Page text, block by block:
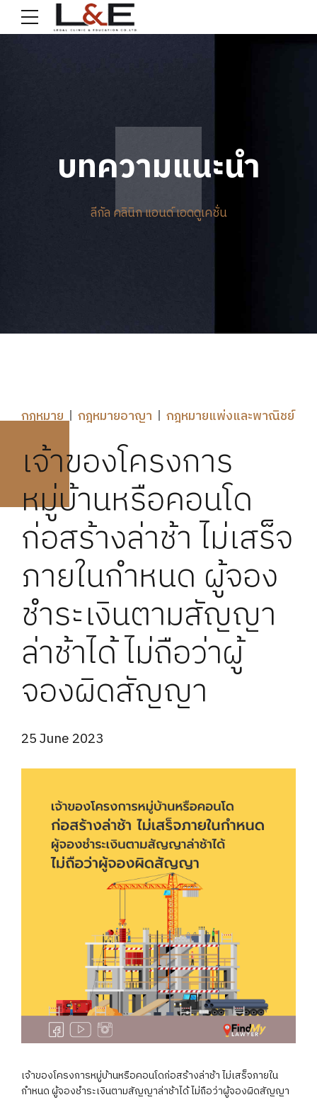
บทความแนะนำ
ลีกัล คลินิก แอนด์ เอดดูเคชั่น
กฎหมาย กฎหมายอาญา กฎหมายแพ่งและพาณิชย์
เจ้าของโครงการ
หมู่บ้านหรือคอนโด
ก่อสร้างล่าช้า ไม่เสร็จ
ภายในกำหนด ผู้จอง
ชำระเงินตามสัญญา
ล่าช้าได้ ไม่ถือว่าผู้
จองผิดสัญญา
25 June 2023
เจ้าของโครงการหมู่บ้านหรือคอนโดก่อสร้างล่าช้า ไม่เสร็จภายใน
กำหนด ผู้จองชำระเงินตามสัญญาล่าช้าได้ ไม่ถือว่าผู้จองผิดสัญญา